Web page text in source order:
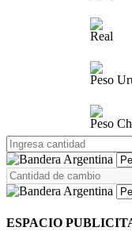
Real
Peso
Peso
ESPACIO